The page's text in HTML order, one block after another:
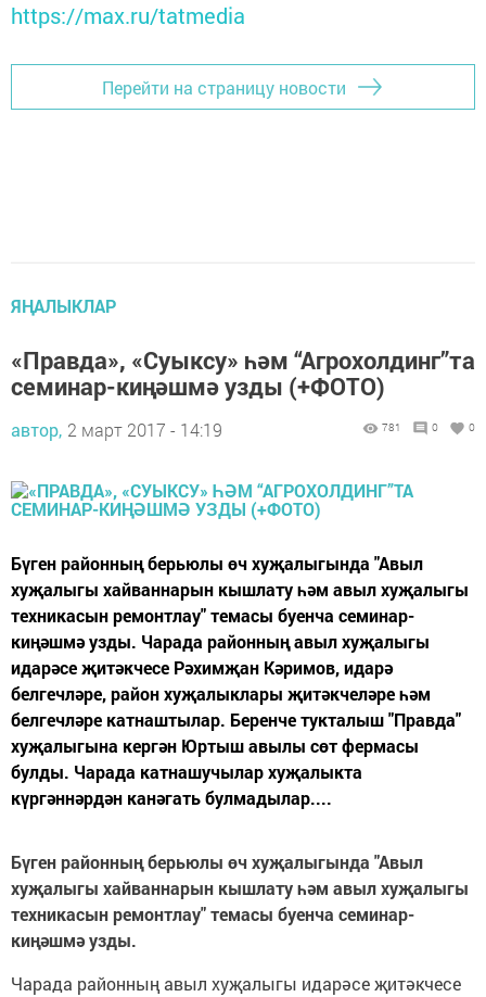
https://max.ru/tatmedia
Перейти на страницу новости
ЯҢАЛЫКЛАР
«Правда», «Суыксу» һәм “Агрохолдинг”та
семинар-киңәшмә узды (+ФОТО)
автор, 2 март 2017 - 14:19 781 0 0
Бүген районның берьюлы өч хуҗалыгында "Авыл
хуҗалыгы хайваннарын кышлату һәм авыл хуҗалыгы
техникасын ремонтлау" темасы буенча семинар-
киңәшмә узды. Чарада районның авыл хуҗалыгы
идарәсе җитәкчесе Рәхимҗан Кәримов, идарә
белгечләре, район хуҗалыклары җитәкчеләре һәм
белгечләре катнаштылар. Беренче тукталыш "Правда"
хуҗалыгына кергән Юртыш авылы сөт фермасы
булды. Чарада катнашучылар хуҗалыкта
күргәннәрдән канәгать булмадылар....
Бүген районның берьюлы өч хуҗалыгында "Авыл
хуҗалыгы хайваннарын кышлату һәм авыл хуҗалыгы
техникасын ремонтлау" темасы буенча семинар-
киңәшмә узды.
Чарада районның авыл хуҗалыгы идарәсе җитәкчесе